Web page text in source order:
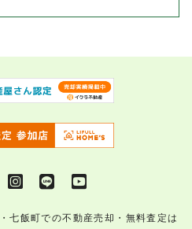
七飯町での不動産売却・無料査定は